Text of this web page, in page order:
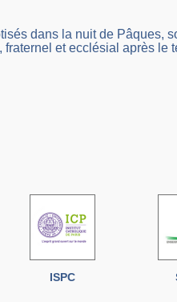
dans la nuit de Pâques,
et ecclésial après le
ISPC